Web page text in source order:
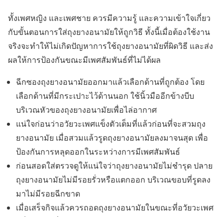
ทั้งเพศหญิง และเพศชาย ควรมีความรู้ และความเข้าใจเกี่ยว
กับขั้นตอนการใส่ถุงยางอนามัยให้ถูกวิธี ทั้งนี้เมื่อต้องใช้งาน
จริงจะทำให้ไม่เกิดปัญหาการใช้ถุงยางอนามัยที่ผิดวิธี และส่ง
ผลให้การป้องกันขณะมีเพศสัมพันธ์ที่ไม่ได้ผล
ฉีกซองถุงยางอนามัยออกมาแล้วเลือกด้านที่ถูกต้อง โดย
เลือกด้านที่มีกระเปาะไว้ด้านนอก ใช้นิ้วมืออีกข้างบีบ
บริเวณหัวของถุงยางอนามัยเพื่อไล่อากาศ
แน่ใจก่อนว่าอวัยวะเพศแข็งตัวเต็มที่แล้วก่อนที่จะสวมถุง
ยางอนามัย เมื่อสวมแล้วรูดถุงยางอนามัยลงมาจนสุด เพื่อ
ป้องกันการหลุดออกในระหว่างการมีเพศสัมพันธ์
ก่อนสอดใส่ตรวจดูให้แน่ใจว่าถุงยางอนามัยไม่ชำรุด ปลาย
ถุงยางอนามัยไม่มีรอยรั่วหรือแตกออก บริเวณขอบที่รูดลง
มาไม่มีรอยฉีกขาด
เมื่อเสร็จกิจแล้วควรถอดถุงยางอนามัยในขณะที่อวัยวะเพศ